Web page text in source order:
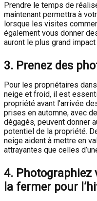
Prendre le temps de
maintenant permettra à
lorsque les visites
également vous donner
auront le plus grand
3. Prenez des
Pour les propriétaires
neige et froid, il est
propriété avant l’arrivée
prises en automne, avec
dégagés, peuvent donner
potentiel de la propriété.
neige aident à mettre en
attrayantes que celles
4. Photographiez
la fermer pour